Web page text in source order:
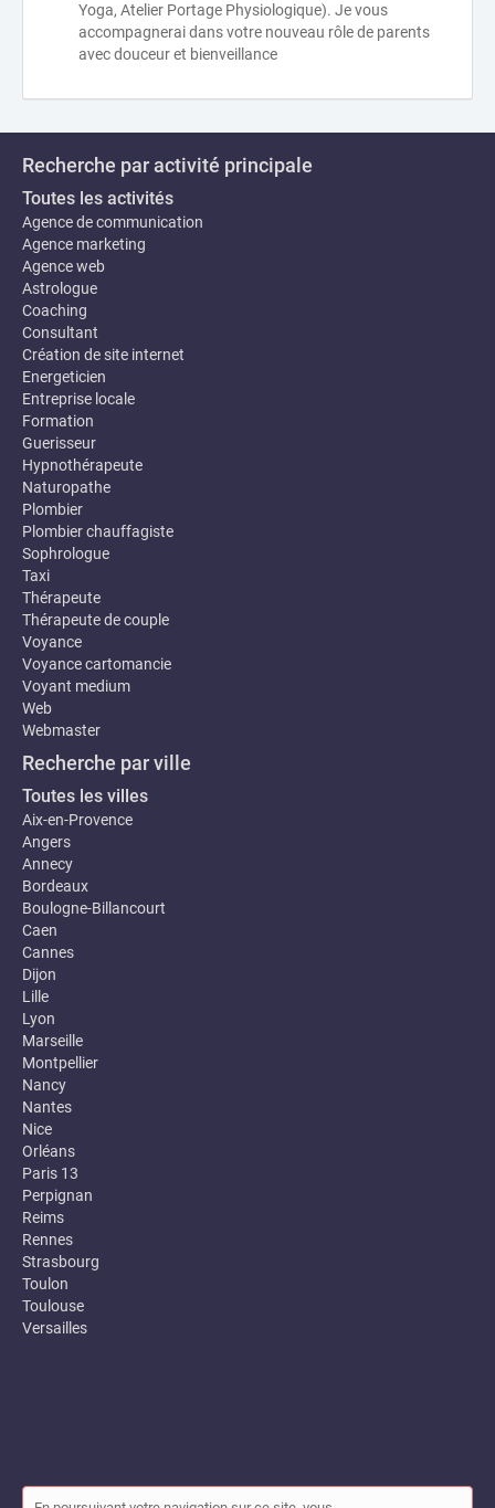
Yoga, Atelier Portage Physiologique). Je vous
accompagnerai dans votre nouveau rôle de parents
avec douceur et bienveillance
Recherche par activité principale
Toutes les activités
Agence de communication
Agence marketing
Agence web
Astrologue
Coaching
Consultant
Création de site internet
Energeticien
Entreprise locale
Formation
Guerisseur
Hypnothérapeute
Naturopathe
Plombier
Plombier chauffagiste
Sophrologue
Taxi
Thérapeute
Thérapeute de couple
Voyance
Voyance cartomancie
Voyant medium
Web
Webmaster
Recherche par ville
Toutes les villes
Aix-en-Provence
Angers
Annecy
Bordeaux
Boulogne-Billancourt
Caen
Cannes
Dijon
Lille
Lyon
Marseille
Montpellier
Nancy
Nantes
Nice
Orléans
Paris 13
Perpignan
Reims
Rennes
Strasbourg
Toulon
Toulouse
Versailles